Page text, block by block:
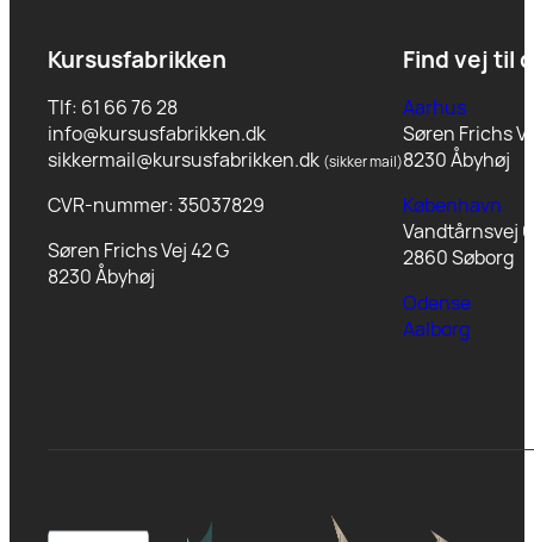
Kursusfabrikken
Tlf: 61 66 76 28
info@kursusfabrikken.dk
sikkermail@kursusfabrikken.dk (sikker mail)
CVR-nummer: 35037829
Søren Frichs Vej 42 G
8230 Åbyhøj
Find vej til
Aarhus
Søren Frichs
8230 Åbyhøj
København
Vandtårnsvej
2860 Søborg
Odense
Aalborg